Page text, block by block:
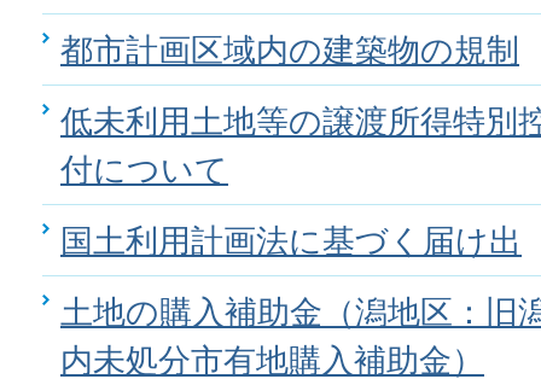
都市計画区域内の建築物の規制
低未利用土地等の譲渡所得特別
付について
国土利用計画法に基づく届け出
土地の購入補助金（潟地区：旧
内未処分市有地購入補助金）